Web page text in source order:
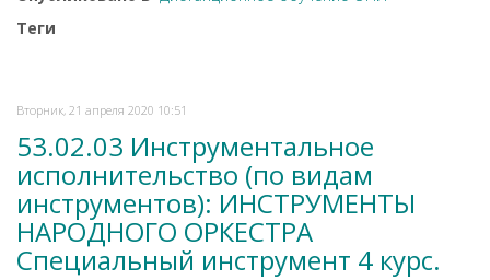
Теги
Вторник, 21 апреля 2020 10:51
53.02.03 Инструментальное
исполнительство (по видам
инструментов): ИНСТРУМЕНТЫ
НАРОДНОГО ОРКЕСТРА
Специальный инструмент 4 курс.